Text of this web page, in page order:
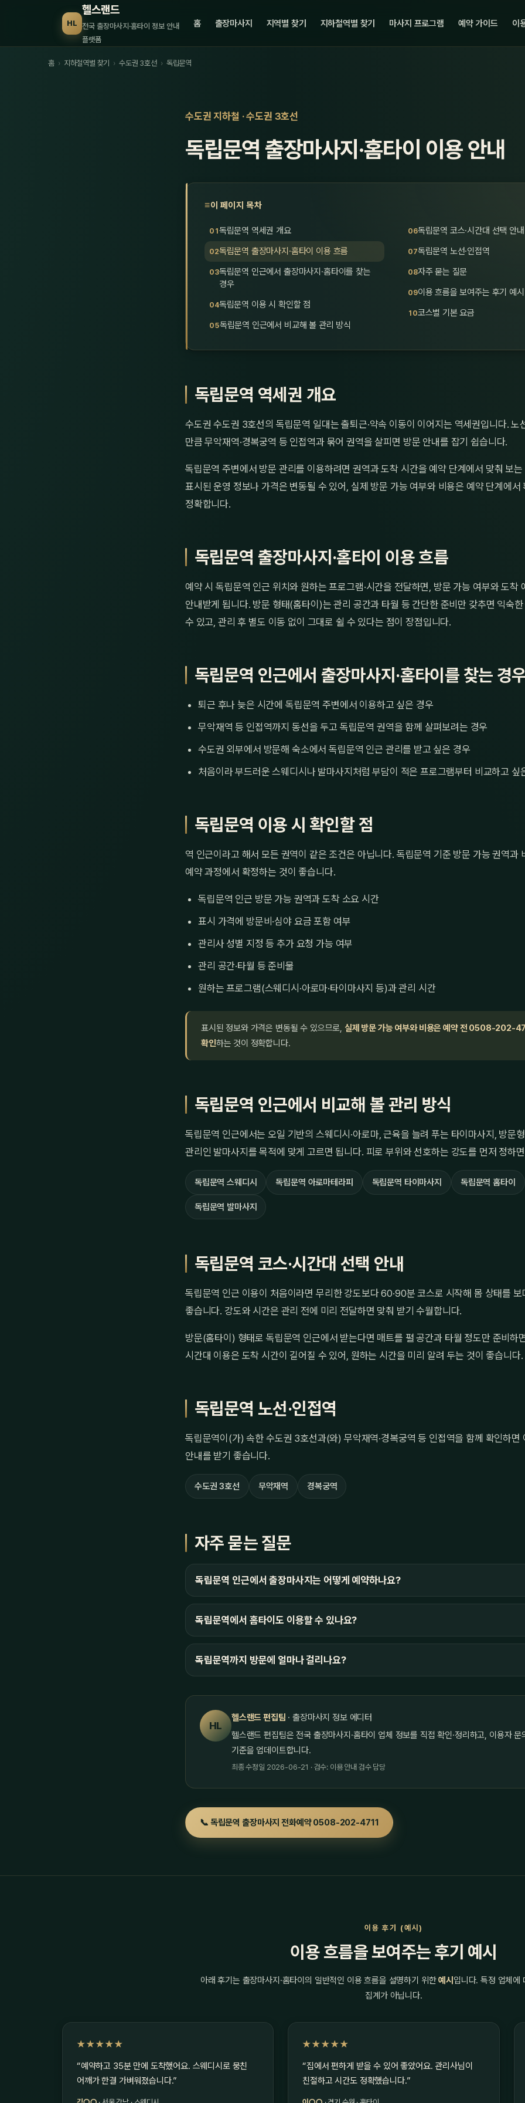
HL
헬스랜드
전국 출장마사지·홈타이 정보 안내
플랫폼
홈 출장마사지 지역별 찾기 지하철역별 찾기 마사지 프로그램 예약 가이드 이
홈 › 지하철역별 찾기 › 수도권 3호선 › 독립문역
수도권 지하철 · 수도권 3호선
독립문역 출장마사지·홈타이 이용 안내
이 페이지 목차
독립문역 역세권 개요
독립문역 출장마사지·홈타이 이용 흐름
독립문역 인근에서 출장마사지·홈타이를 찾는
경우
독립문역 이용 시 확인할 점
독립문역 인근에서 비교해 볼 관리 방식
독립문역 코스·시간대 선택 안내
독립문역 노선·인접역
자주 묻는 질문
이용 흐름을 보여주는 후기 예시
코스별 기본 요금
독립문역 역세권 개요
수도권 수도권 3호선의 독립문역 일대는 출퇴근·약속 이동이 이어지는 역세권입니다. 노
만큼 무악재역·경복궁역 등 인접역과 묶어 권역을 살피면 방문 안내를 잡기 쉽습니다.
독립문역 주변에서 방문 관리를 이용하려면 권역과 도착 시간을 예약 단계에서 맞춰 보
표시된 운영 정보나 가격은 변동될 수 있어, 실제 방문 가능 여부와 비용은 예약 단계에서
정확합니다.
독립문역 출장마사지·홈타이 이용 흐름
예약 시 독립문역 인근 위치와 원하는 프로그램·시간을 전달하면, 방문 가능 여부와 도착
안내받게 됩니다. 방문 형태(홈타이)는 관리 공간과 타월 등 간단한 준비만 갖추면 익숙
수 있고, 관리 후 별도 이동 없이 그대로 쉴 수 있다는 점이 장점입니다.
독립문역 인근에서 출장마사지·홈타이를 찾는 경
퇴근 후나 늦은 시간에 독립문역 주변에서 이용하고 싶은 경우
무악재역 등 인접역까지 동선을 두고 독립문역 권역을 함께 살펴보려는 경우
수도권 외부에서 방문해 숙소에서 독립문역 인근 관리를 받고 싶은 경우
처음이라 부드러운 스웨디시나 발마사지처럼 부담이 적은 프로그램부터 비교하고 싶
독립문역 이용 시 확인할 점
역 인근이라고 해서 모든 권역이 같은 조건은 아닙니다. 독립문역 기준 방문 가능 권역과
예약 과정에서 확정하는 것이 좋습니다.
독립문역 인근 방문 가능 권역과 도착 소요 시간
표시 가격에 방문비·심야 요금 포함 여부
관리사 성별 지정 등 추가 요청 가능 여부
관리 공간·타월 등 준비물
원하는 프로그램(스웨디시·아로마·타이마사지 등)과 관리 시간
표시된 정보와 가격은 변동될 수 있으므로, 실제 방문 가능 여부와 비용은 예약 전 0508-202-
확인하는 것이 정확합니다.
독립문역 인근에서 비교해 볼 관리 방식
독립문역 인근에서는 오일 기반의 스웨디시·아로마, 근육을 늘려 푸는 타이마사지, 방문
관리인 발마사지를 목적에 맞게 고르면 됩니다. 피로 부위와 선호하는 강도를 먼저 정하
독립문역 스웨디시 독립문역 아로마테라피 독립문역 타이마사지 독립문역 홈타이
독립문역 발마사지
독립문역 코스·시간대 선택 안내
독립문역 인근 이용이 처음이라면 무리한 강도보다 60·90분 코스로 시작해 몸 상태를 보
좋습니다. 강도와 시간은 관리 전에 미리 전달하면 맞춰 받기 수월합니다.
방문(홈타이) 형태로 독립문역 인근에서 받는다면 매트를 펼 공간과 타월 정도만 준비하
시간대 이용은 도착 시간이 길어질 수 있어, 원하는 시간을 미리 알려 두는 것이 좋습니다.
독립문역 노선·인접역
독립문역이(가) 속한 수도권 3호선과(와) 무악재역·경복궁역 등 인접역을 함께 확인하면
안내를 받기 좋습니다.
수도권 3호선 무악재역 경복궁역
자주 묻는 질문
독립문역 인근에서 출장마사지는 어떻게 예약하나요?
독립문역에서 홈타이도 이용할 수 있나요?
독립문역까지 방문에 얼마나 걸리나요?
HL
헬스랜드 편집팀 · 출장마사지 정보 에디터
헬스랜드 편집팀은 전국 출장마사지·홈타이 업체 정보를 직접 확인·정리하고, 이용자 문
기준을 업데이트합니다.
최종 수정일 2026-06-21 · 검수: 이용 안내 검수 담당
📞 독립문역 출장마사지 전화예약 0508-202-4711
이용 후기 (예시)
이용 흐름을 보여주는 후기 예시
아래 후기는 출장마사지·홈타이의 일반적인 이용 흐름을 설명하기 위한예시 입니다. 특정 업체에
집계가 아닙니다.
★★★★★
“예약하고 35분 만에 도착했어요. 스웨디시로 뭉친
어깨가 한결 가벼워졌습니다.”
★★★★★
“집에서 편하게 받을 수 있어 좋았어요. 관리사님이
친절하고 시간도 정확했습니다.”